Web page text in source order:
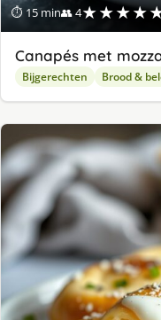
⏱ 15 min👥 4
Canapés met
Bijgerechten Brood &